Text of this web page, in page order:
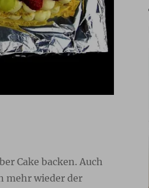
Cake backen. Auch
mehr wieder der